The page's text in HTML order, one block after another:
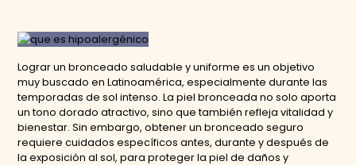
Lograr un bronceado saludable y uniforme es un objetivo
muy buscado en Latinoamérica, especialmente durante las
temporadas de sol intenso. La piel bronceada no solo aporta
un tono dorado atractivo, sino que también refleja vitalidad y
bienestar. Sin embargo, obtener un bronceado seguro
requiere cuidados específicos antes, durante y después de
la exposición al sol, para proteger la piel de daños y